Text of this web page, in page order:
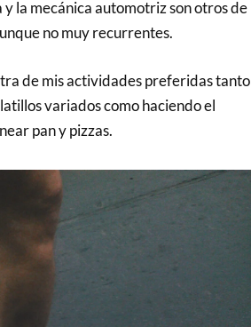
la mecánica automotriz son otros de
no muy recurrentes.
de mis actividades preferidas tanto
variados como haciendo el
pan y pizzas.